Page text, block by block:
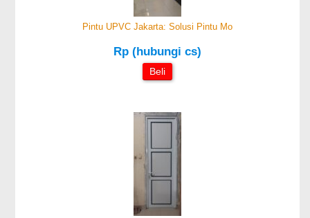
Pintu UPVC Jakarta: Solusi Pintu Mo
Rp (hubungi cs)
Beli